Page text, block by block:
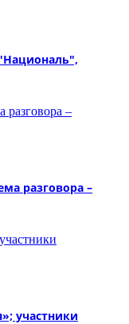
разговора –
участники